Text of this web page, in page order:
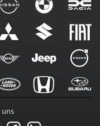
uns